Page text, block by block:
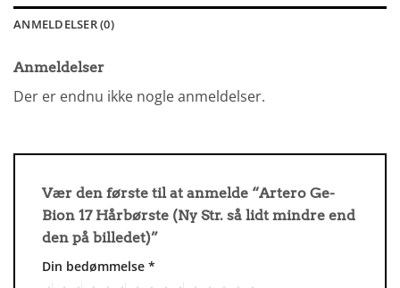
ANMELDELSER (0)
Anmeldelser
Der er endnu ikke nogle anmeldelser.
Vær den første til at anmelde “Artero Ge-
Bion 17 Hårbørste (Ny Str. så lidt mindre end
den på billedet)”
Din bedømmelse *